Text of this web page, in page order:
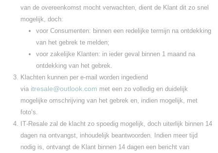
van de overeenkomst mocht verwachten, dient de Klant dit zo snel
mogelijk, doch:
voor Consumenten: binnen een redelijke termijn na ontdekking
van het gebrek te melden;
voor zakelijke Klanten: in ieder geval binnen 1 maand na
ontdekking van het gebrek.
Klachten kunnen per e‑mail worden ingediend
via itresale@outlook.com met een zo volledig en duidelijk
mogelijke omschrijving van het gebrek en, indien mogelijk, met
foto’s.
IT‑Resale zal de klacht zo spoedig mogelijk, doch uiterlijk binnen 14
dagen na ontvangst, inhoudelijk beantwoorden. Indien meer tijd
nodig is, ontvangt de Klant binnen 14 dagen een bericht van